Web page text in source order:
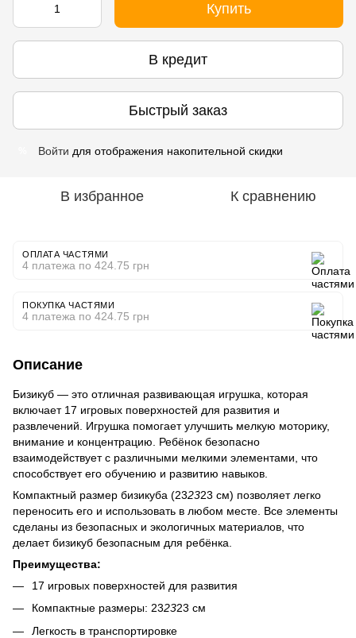
Купить
В кредит
Быстрый заказ
Войти для отображения накопительной скидки
В избранное К сравнению
ОПЛАТА ЧАСТЯМИ
4 платежа по 424.75 грн
ПОКУПКА ЧАСТЯМИ
4 платежа по 424.75 грн
Описание
Бизикуб — это отличная развивающая игрушка, которая
включает 17 игровых поверхностей для развития и
развлечений. Игрушка помогает улучшить мелкую моторику,
внимание и концентрацию. Ребёнок безопасно
взаимодействует с различными мелкими элементами, что
способствует его обучению и развитию навыков.
Компактный размер бизикуба (232323 см) позволяет легко
переносить его и использовать в любом месте. Все элементы
сделаны из безопасных и экологичных материалов, что
делает бизикуб безопасным для ребёнка.
Преимущества:
17 игровых поверхностей для развития
Компактные размеры: 232323 см
Легкость в транспортировке